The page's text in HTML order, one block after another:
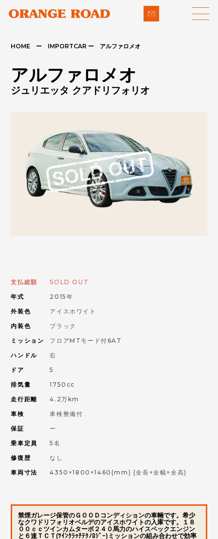
- 輸入車
COMPANY
CONTACT
PRIVACY POLICY
- 納車までの流れ
- アフターメンテナンス
IMPORT CAR
輸入車
PIKE CAR
パイクカー
HOME ー IMPORTCAR ー アルファロメオ
アルファロメオ
ジュリエッタ クアドリフォリオ
支払総額
年式
外装色
内装色
ミッション
ハンドル
ドア
排気量
走行距離
車検
保証
乗車定員
修復歴
車両寸法
SOLD OUT
2015年
アイスホワイト
ブラック
フロアMTモード付6AT
右
5
1750cc
4.2万km
車検整備付
ー
5名
なし
4350×1800×1460(mm) (全長×全幅×全高)
禁煙ガレージ保管のＧＯＯＤコンディションの車輛です。希少
なクワドリフォリオベルデのアイスホワイトの入庫です。１８
００ｃｃツインカムターボ２４０馬力のハイスペックエンジン
と６速ＴＣＴ(ﾂｲﾝｸﾗｯﾁﾃｸﾉﾛｼﾞｰ)ミッションの組み合わせで効率